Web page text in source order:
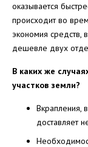
оказывается
происходит во
экономия средств,
дешевле двух
В каких же
участков земли?
Вкрапления,
доставляет